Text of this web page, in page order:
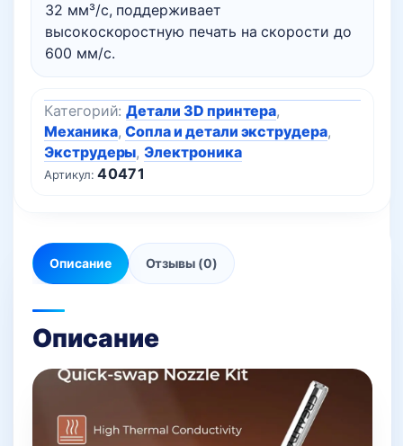
32 мм³/с, поддерживает
высокоскоростную печать на скорости до
600 мм/с.
Артикул:40471
Категорий:Детали 3D принтера,
Механика,Сопла и детали экструдера,
Экструдеры,Электроника
Описание Отзывы (0)
Описание